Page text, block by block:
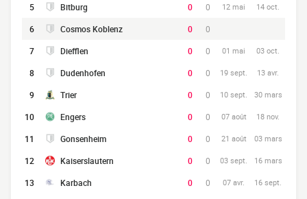
5 Bitburg 0 0 12 mai 14 oct.
6 Cosmos Koblenz 0
0
7
Diefflen 0 0 01 mai 03 oct.
8 Dudenhofen 0 0 19 sept. 13 avr.
9 Trier 0 0 10 sept. 30 mars
10 Engers 0 0 07 août 18 nov.
11 Gonsenheim 0 0 21 août 03 mars
12 Kaiserslautern 0 0 03 sept. 16 mars
13 Karbach 0 0 07 avr. 16 sept.